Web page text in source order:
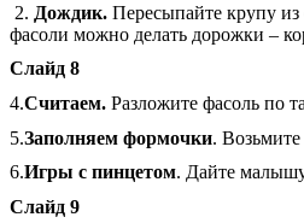
2. Дождик. Пересыпайте крупу
фасоли можно делать дорожки –
Слайд 8
4.Считаем. Разложите фасоль по
5.Заполняем формочки.
6.Игры с пинцетом. Дайте
Слайд 9